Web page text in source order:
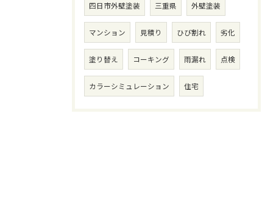
四日市外壁塗装 三重県 外壁塗装
マンション 見積り ひび割れ 劣化
塗り替え コーキング 雨漏れ 点検
カラーシミュレーション 住宅